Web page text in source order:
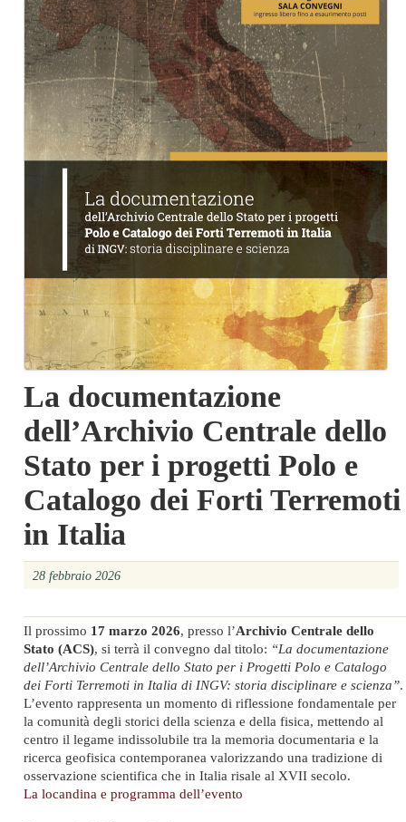
La documentazione
dell’Archivio Centrale dello
Stato per i progetti Polo e
Catalogo dei Forti Terremoti
in Italia
28 febbraio 2026
Il prossimo 17 marzo 2026, presso l’Archivio Centrale dello
Stato (ACS), si terrà il convegno dal titolo: “La documentazione
dell’Archivio Centrale dello Stato per i Progetti Polo e Catalogo
dei Forti Terremoti in Italia di INGV: storia disciplinare e scienza”.
L’evento rappresenta un momento di riflessione fondamentale per
la comunità degli storici della scienza e della fisica, mettendo al
centro il legame indissolubile tra la memoria documentaria e la
ricerca geofisica contemporanea valorizzando una tradizione di
osservazione scientifica che in Italia risale al XVII secolo.
La locandina e programma dell’evento